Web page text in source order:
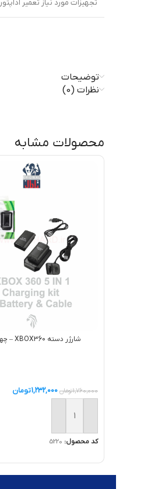
تجهیزات مورد نیاز تعمیر آداپتور
توضیحات
نظرات (0)
محصولات مشابه
شارژر دسته XBOX360 – چهار کاره
1,760,000تومان 1,232,000تومان
افزودن به سبد خرید
کد محصول: 5220